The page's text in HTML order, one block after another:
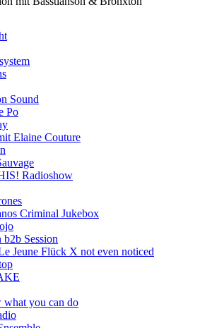
Sound
Po
Elaine Couture
Radioshow
Criminal Jukebox
Session
Jeune Flück X not even noticed
you can do